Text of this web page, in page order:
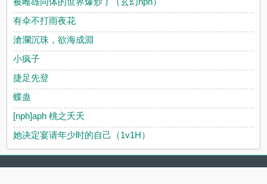
有伞不打雨夜花
滄瀾沉珠，欲海成淵
小疯子
捷足先登
蝶蛊
[nph]aph 桃之夭夭
她决定宴请年少时的自己（1v1H）